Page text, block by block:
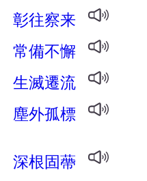
彰往察来
常備不懈
生滅遷流
塵外孤標
深根固蔕